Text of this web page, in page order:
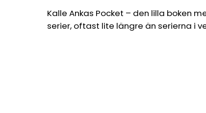
Kalle Ankas Pocket – den lilla boken
serier, oftast lite längre än serierna i